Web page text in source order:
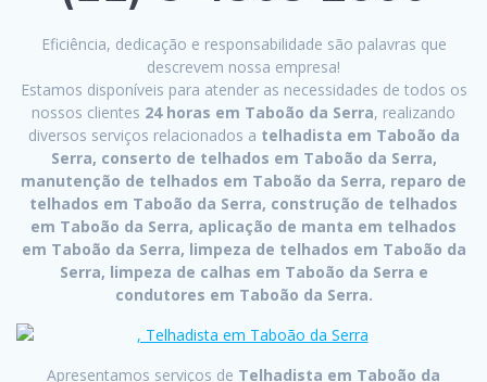
Eficiência, dedicação e responsabilidade são palavras que
descrevem nossa empresa!
Estamos disponíveis para atender as necessidades de todos os
nossos clientes 24 horas em Taboão da Serra, realizando
diversos serviços relacionados a telhadista em Taboão da
Serra, conserto de telhados em Taboão da Serra,
manutenção de telhados em Taboão da Serra, reparo de
telhados em Taboão da Serra, construção de telhados
em Taboão da Serra, aplicação de manta em telhados
em Taboão da Serra, limpeza de telhados em Taboão da
Serra, limpeza de calhas em Taboão da Serra e
condutores em Taboão da Serra.
Apresentamos serviços de Telhadista em Taboão da